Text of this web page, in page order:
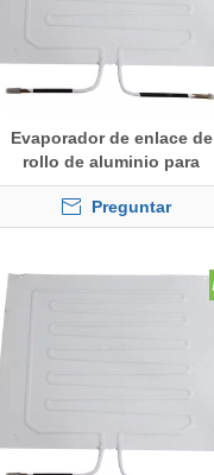
Evaporador de enlace de
rollo de aluminio para
refrigerador de venta
caliente
Preguntar